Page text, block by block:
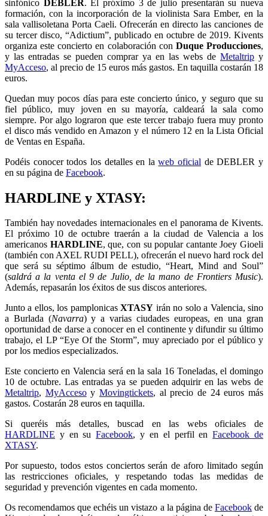
sinfónico DÉBLER. El próximo 3 de julio presentarán su nueva
formación, con la incorporación de la violinista Sara Ember, en la
sala vallisoletana Porta Caeli. Ofrecerán en directo las canciones de
su tercer disco, “Adictium”, publicado en octubre de 2019. Kivents
organiza este concierto en colaboración con Duque Producciones,
y las entradas se pueden comprar ya en las webs de Metaltrip y
MyAcceso, al precio de 15 euros más gastos. En taquilla costarán 18
euros.
Quedan muy pocos días para este concierto único, y seguro que su
fiel público, muy joven en su mayoría, caldeará la sala como
siempre. Por algo lograron que este tercer trabajo fuera muy pronto
el disco más vendido en Amazon y el número 12 en la Lista Oficial
de Ventas en España.
Podéis conocer todos los detalles en laweb oficial de DEBLER y
en su página de Facebook.
HARDLINE y XTASY:
También hay novedades internacionales en el panorama de Kivents.
El próximo 10 de octubre traerán a la ciudad de Valencia a los
americanos HARDLINE, que, con su popular cantante Joey Gioeli
(también con AXEL RUDI PELL), ofrecerán el nuevo hard rock del
que será su séptimo álbum de estudio, “Heart, Mind and Soul”
(saldrá a la venta el 9 de Julio, de la mano de Frontiers Music).
Además, repasarán los éxitos de sus discos anteriores.
Junto a ellos, los pamplonicasXTASY irán no solo a Valencia, sino
a Burlada (Navarra) y a varias ciudades europeas, en una gran
oportunidad de darse a conocer en el continente y difundir su último
trabajo, el LP “Eye Of the Storm”, muy apreciado por el público y
por los medios especializados.
Este concierto en Valencia será en la sala 16 Toneladas, el domingo
10 de octubre. Las entradas ya se pueden adquirir en las webs de
Metaltrip, MyAccesoyMovingtickets, al precio de 24 euros más
gastos. Costarán 28 euros en taquilla.
Si queréis más detalles, buscad en las webs oficiales de
HARDLINE y en suFacebook, y en el perfil enFacebook de
XTASY.
Por supuesto, todos estos conciertos serán de aforo limitado según
las restricciones oficiales, y respetando todas las medidas de
seguridad y prevención vigentes en cada momento.
Os recomendamos que echéis un vistazo a la página de Facebookde